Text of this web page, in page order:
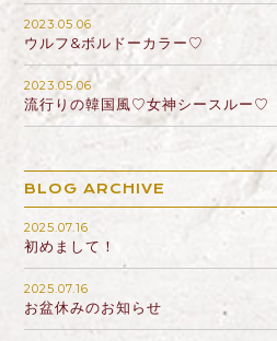
2023.05.06
ウルフ&ボルドーカラー♡
2023.05.06
流行りの韓国風♡女神シースルー♡
BLOG ARCHIVE
2025.07.16
初めまして！
2025.07.16
お盆休みのお知らせ